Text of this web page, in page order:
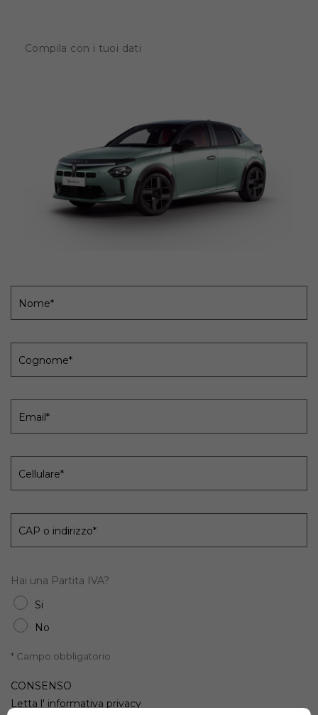
Compila con i tuoi dati
Nome*
Cognome*
Email*
Cellulare*
CAP o indirizzo*
Hai una Partita IVA?
Si
No
* Campo obbligatorio
CONSENSO
Letta l' informativa privacy